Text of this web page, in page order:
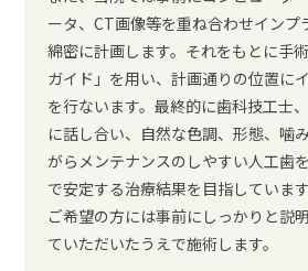
ータ、CT画像等を重ね合わせインプ
綿密に計画します。それをもとに手
ガイド」を用い、計画通りの位置に
を行ないます。最終的に歯科技工士
に話し合い、自然な色調、形態、噛
がらメンテナンスのしやすい人工歯
で安定する治療結果を目指しています
ご希望の方には事前にしっかりと説
ていただいたうえで施術します。